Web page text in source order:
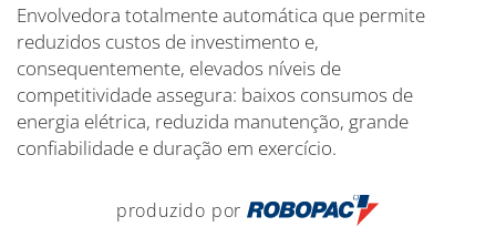
Envolvedora totalmente automática que permite
reduzidos custos de investimento e,
consequentemente, elevados níveis de
competitividade assegura: baixos consumos de
energia elétrica, reduzida manutenção, grande
confiabilidade e duração em exercício.
produzido por